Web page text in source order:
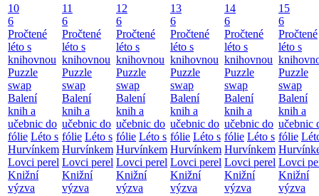
10
6
Pročtené
léto s
knihovnou
Puzzle
swap
Balení
knih a
učebnic do
fólie Léto s
Hurvínkem
Lovci perel
Knižní
výzva
11
6
Pročtené
léto s
knihovnou
Puzzle
swap
Balení
knih a
učebnic do
fólie Léto s
Hurvínkem
Lovci perel
Knižní
výzva
12
6
Pročtené
léto s
knihovnou
Puzzle
swap
Balení
knih a
učebnic do
fólie Léto s
Hurvínkem
Lovci perel
Knižní
výzva
13
6
Pročtené
léto s
knihovnou
Puzzle
swap
Balení
knih a
učebnic do
fólie Léto s
Hurvínkem
Lovci perel
Knižní
výzva
14
6
Pročtené
léto s
knihovnou
Puzzle
swap
Balení
knih a
učebnic do
fólie Léto s
Hurvínkem
Lovci perel
Knižní
výzva
15
6
Pročtené
léto s
Puzzle
swap
Balení
knih a
učebnic
fólie
Lovci
Knižní
výzva